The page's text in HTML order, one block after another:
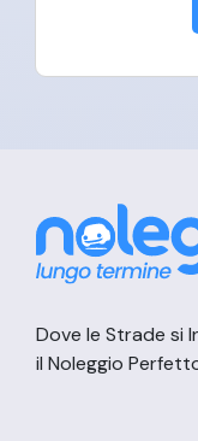
Dove le Strade si
il Noleggio